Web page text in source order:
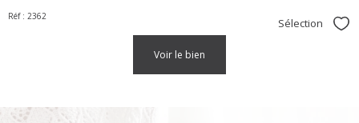
Réf : 2362
Sélection
voir le bien